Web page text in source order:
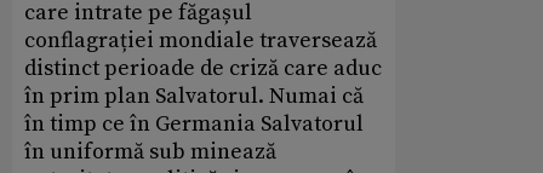
care intrate pe făgașul
conflagrației mondiale traversează
distinct perioade de criză care aduc
în prim plan Salvatorul. Numai că
în timp ce în Germania Salvatorul
în uniformă sub minează